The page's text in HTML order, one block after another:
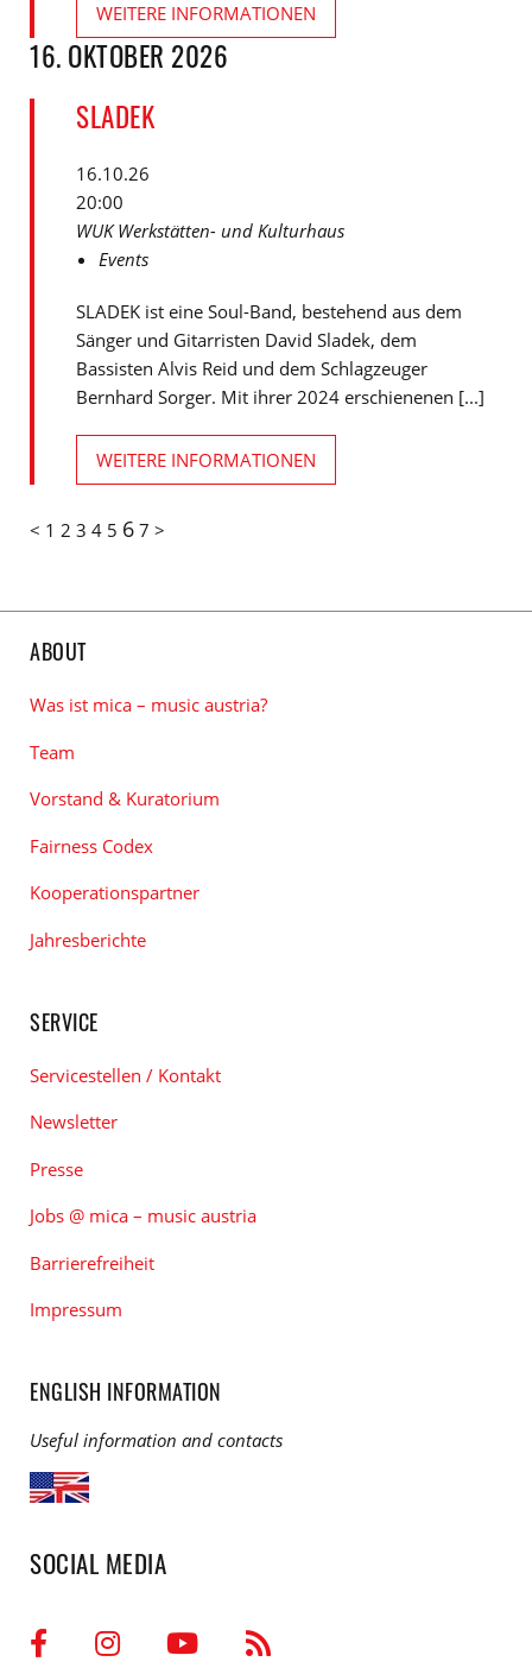
WEITERE INFORMATIONEN
16. OKTOBER 2026
SLADEK
16.10.26
20:00
WUK Werkstätten- und Kulturhaus
Events
SLADEK ist eine Soul-Band, bestehend aus dem
Sänger und Gitarristen David Sladek, dem
Bassisten Alvis Reid und dem Schlagzeuger
Bernhard Sorger. Mit ihrer 2024 erschienenen [...]
WEITERE INFORMATIONEN
< 1 2 3 4 5 6 7 >
ABOUT
Was ist mica – music austria?
Team
Vorstand & Kuratorium
Fairness Codex
Kooperationspartner
Jahresberichte
SERVICE
Servicestellen / Kontakt
Newsletter
Presse
Jobs @ mica – music austria
Barrierefreiheit
Impressum
ENGLISH INFORMATION
Useful information and contacts
SOCIAL MEDIA